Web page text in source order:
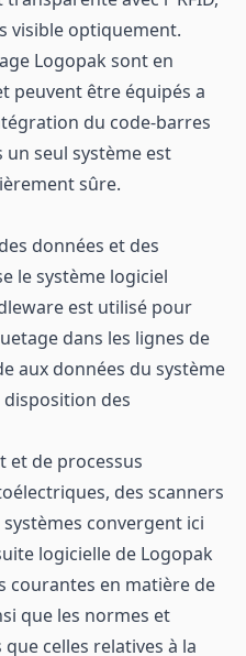
visible optiquement.
Logopak sont en
peuvent être équipés a
du code-barres
un seul système est
sûre.
données et des
le système logiciel
est utilisé pour
dans les lignes de
aux données du système
des
et de processus
des scanners
convergent ici
logicielle de Logopak
courantes en matière de
que les normes et
celles relatives à la